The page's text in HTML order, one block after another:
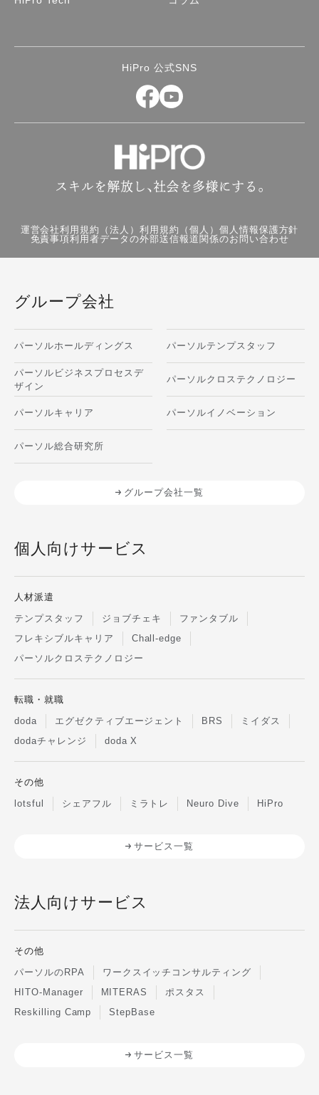
HiPro 公式SNS
運営会社利用規約（法人）利用規約（個人） 個人情報保護方針
免責事項利用者データの外部送信報道関係のお問い合わせ
グループ会社
パーソルホールディングス パーソルテンプスタッフ
パーソルビジネスプロセスデ
ザイン
パーソルクロステクノロジー
パーソルキャリア パーソルイノベーション
パーソル総合研究所
グループ会社一覧
個人向けサービス
人材派遣
テンプスタッフ
ジョブチェキ
ファンタブル
フレキシブルキャリア
Chall-edge
パーソルクロステクノロジー
転職・就職
doda
エグゼクティブエージェント BRS
ミイダス
dodaチャレンジ
doda X
その他
lotsful
シェアフル ミラトレ Neuro Dive HiPro
サービス一覧
法人向けサービス
その他
パーソルのRPA
ワークスイッチコンサルティング
HITO-Manager
MITERAS
ポスタス
Reskilling Camp
StepBase
サービス一覧